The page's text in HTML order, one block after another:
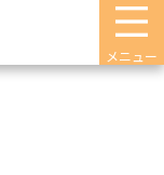
メニュー